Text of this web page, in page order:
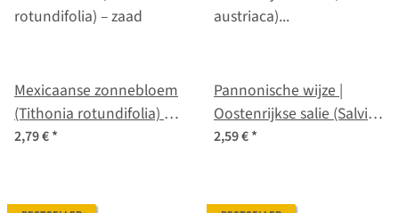
Mexicaanse zonnebloem
(Tithonia rotundifolia) –
zaad
2,79 €*
Pannonische wijze |
Oostenrijkse salie (Salvia
austriaca) zaad
2,59 €*